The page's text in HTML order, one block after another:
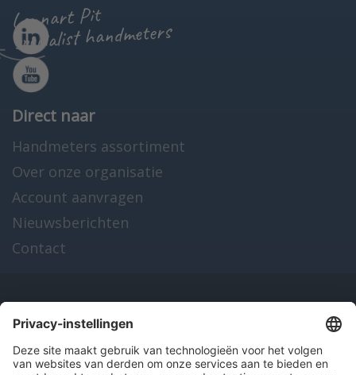
Lennart Pit
specialist handmeters
Direct naar
Handmeters assortiment
Over onze organisatie
Account aanvragen
Nieuwsberichten
Contact
Onze producten
en diensten
Over Hitma